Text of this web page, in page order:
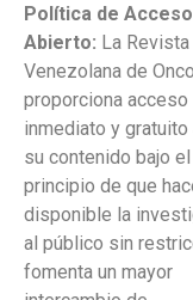
Política de Acceso
Abierto: La Revista
Venezolana de
proporciona acceso
inmediato y gratuito
su contenido bajo el
principio de que
disponible la
al público sin
fomenta un mayor